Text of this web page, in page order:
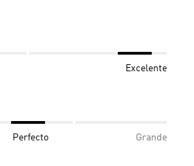
Excelente
Perfecto Grande